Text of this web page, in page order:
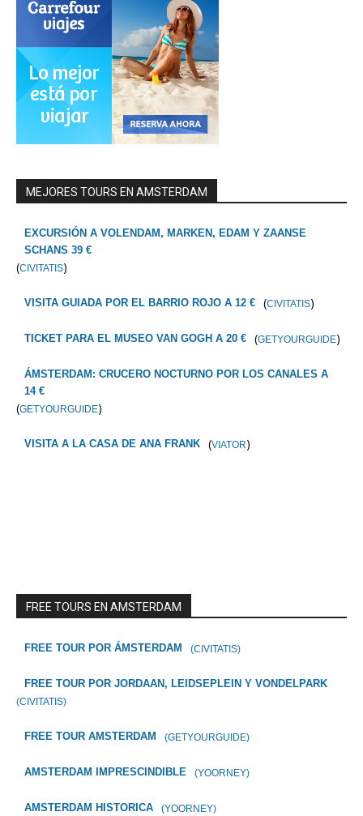
MEJORES TOURS EN AMSTERDAM
EXCURSIÓN A VOLENDAM, MARKEN, EDAM Y ZAANSE
SCHANS 39 €
(CIVITATIS)
VISITA GUIADA POR EL BARRIO ROJO A 12 € (CIVITATIS)
TICKET PARA EL MUSEO VAN GOGH A 20 € (GETYOURGUIDE)
ÁMSTERDAM: CRUCERO NOCTURNO POR LOS CANALES A
14 €
(GETYOURGUIDE)
VISITA A LA CASA DE ANA FRANK (VIATOR)
FREE TOURS EN AMSTERDAM
FREE TOUR POR ÁMSTERDAM (CIVITATIS)
FREE TOUR POR JORDAAN, LEIDSEPLEIN Y VONDELPARK
(CIVITATIS)
FREE TOUR AMSTERDAM (GETYOURGUIDE)
AMSTERDAM IMPRESCINDIBLE (YOORNEY)
AMSTERDAM HISTORICA (YOORNEY)